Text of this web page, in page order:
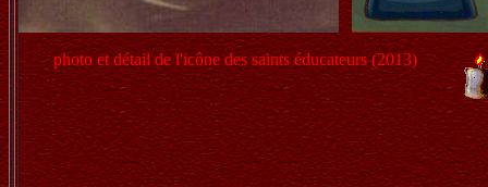
photo et détail de l'icône des saints éducateurs (2013)